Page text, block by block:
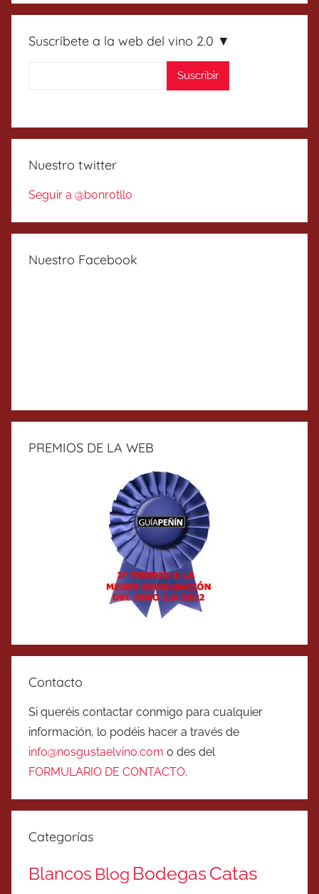
Suscríbete a la web del vino 2.0 ▼
Nuestro twitter
Seguir a @bonrotllo
Nuestro Facebook
PREMIOS DE LA WEB
Contacto
Si queréis contactar conmigo para cualquier
información, lo podéis hacer a través de
info@nosgustaelvino.com o des del
FORMULARIO DE CONTACTO.
Categorías
Blancos Blog BodegasCatas